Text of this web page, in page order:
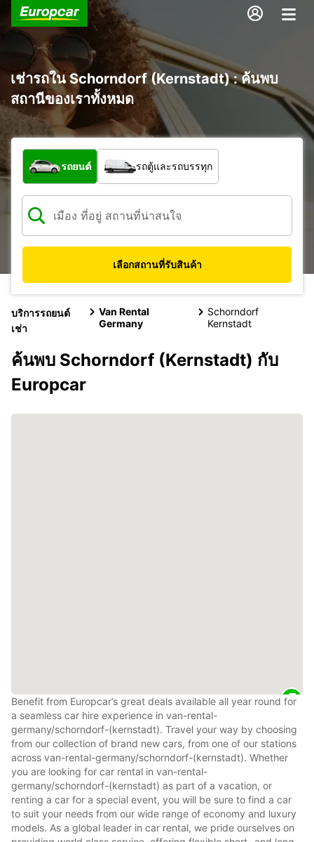
เช่ารถใน Schorndorf (Kernstadt) : ค้นพบ
สถานีของเราทั้งหมด
รถประเภทใด
รถยนต์ รถตู้และรถบรรทุก
เลือกสถานที่รับสินค้า
บริการรถยนต์
เช่า
Van Rental
Germany
Schorndorf
Kernstadt
ค้นพบ Schorndorf (Kernstadt) กับ
Europcar
Benefit from Europcar’s great deals available all year round for
a seamless car hire experience in van-rental-
germany/schorndorf-(kernstadt). Travel your way by choosing
from our collection of brand new cars, from one of our stations
across van-rental-germany/schorndorf-(kernstadt). Whether
you are looking for car rental in van-rental-
germany/schorndorf-(kernstadt) as part of a vacation, or
renting a car for a special event, you will be sure to find a car
to suit your needs from our wide range of economy and luxury
models. As a global leader in car rental, we pride ourselves on